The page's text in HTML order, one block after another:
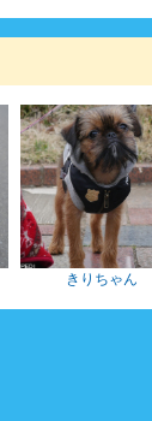
きりちゃん